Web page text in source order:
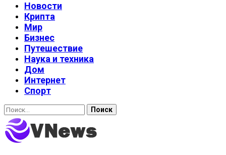
Новости
Крипта
Мир
Бизнес
Путешествие
Наука и техника
Дом
Интернет
Спорт
Найти: